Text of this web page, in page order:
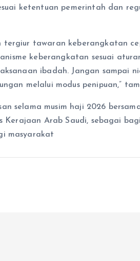
ketentuan pemerintah dan
tawaran keberangkatan
keberangkatan sesuai
ibadah. Jangan sampai
melalui modus penipuan,”
selama musim haji 2026
Arab Saudi, sebagai
masyarakat